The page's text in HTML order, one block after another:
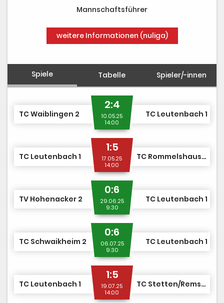
Mannschaftsführer
weitere Informationen (nuliga)
Spiele Tabelle Spieler/-innen
TC Waiblingen 2
2:4
10.05.25
14:00
TC Leutenbach 1
TC Leutenbach 1
1:5
17.05.25
14:00
TC Rommelshausen 3
TV Hohenacker 2
0:6
29.06.25
9:30
TC Leutenbach 1
TC Schwaikheim 2
0:6
06.07.25
9:30
TC Leutenbach 1
TC Leutenbach 1
1:5
19.07.25
14:00
TC Stetten/Remstal 1